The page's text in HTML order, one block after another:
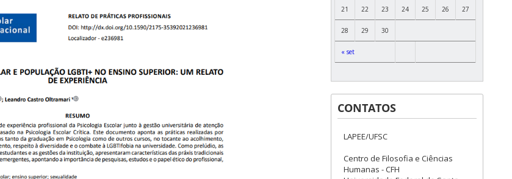
« set
21 22 23 24 25 26 27
28 29 30
CONTATOS
LAPEE/UFSC
Centro de Filosofia e Ciências
Humanas - CFH